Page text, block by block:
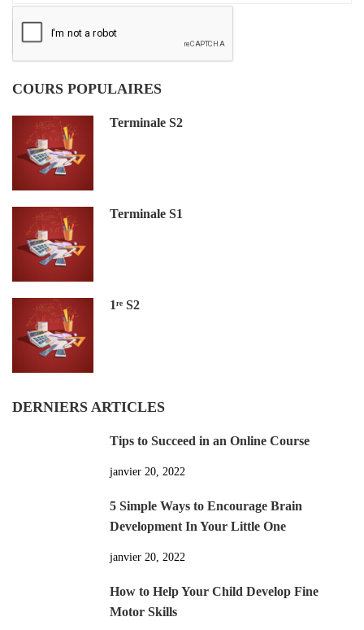
COURS POPULAIRES
Terminale S2
Terminale S1
1ʳᵉ S2
DERNIERS ARTICLES
Tips to Succeed in an Online Course
janvier 20, 2022
5 Simple Ways to Encourage Brain
Development In Your Little One
janvier 20, 2022
How to Help Your Child Develop Fine
Motor Skills